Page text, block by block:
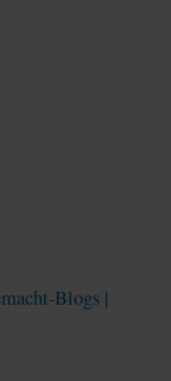
Blogs |